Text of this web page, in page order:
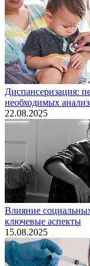
Диспансеризация:
необходимых
22.08.2025
Влияние
ключевые аспекты
15.08.2025